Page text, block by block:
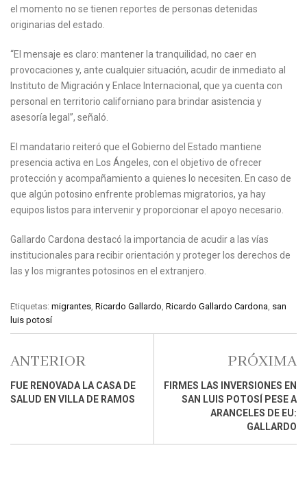
el momento no se tienen reportes de personas detenidas
originarias del estado.
“El mensaje es claro: mantener la tranquilidad, no caer en
provocaciones y, ante cualquier situación, acudir de inmediato al
Instituto de Migración y Enlace Internacional, que ya cuenta con
personal en territorio californiano para brindar asistencia y
asesoría legal”, señaló.
El mandatario reiteró que el Gobierno del Estado mantiene
presencia activa en Los Ángeles, con el objetivo de ofrecer
protección y acompañamiento a quienes lo necesiten. En caso de
que algún potosino enfrente problemas migratorios, ya hay
equipos listos para intervenir y proporcionar el apoyo necesario.
Gallardo Cardona destacó la importancia de acudir a las vías
institucionales para recibir orientación y proteger los derechos de
las y los migrantes potosinos en el extranjero.
Etiquetas: migrantes, Ricardo Gallardo, Ricardo Gallardo Cardona, san
luis potosí
ANTERIOR
FUE RENOVADA LA CASA DE
SALUD EN VILLA DE RAMOS
PRÓXIMA
FIRMES LAS INVERSIONES EN
SAN LUIS POTOSÍ PESE A
ARANCELES DE EU:
GALLARDO